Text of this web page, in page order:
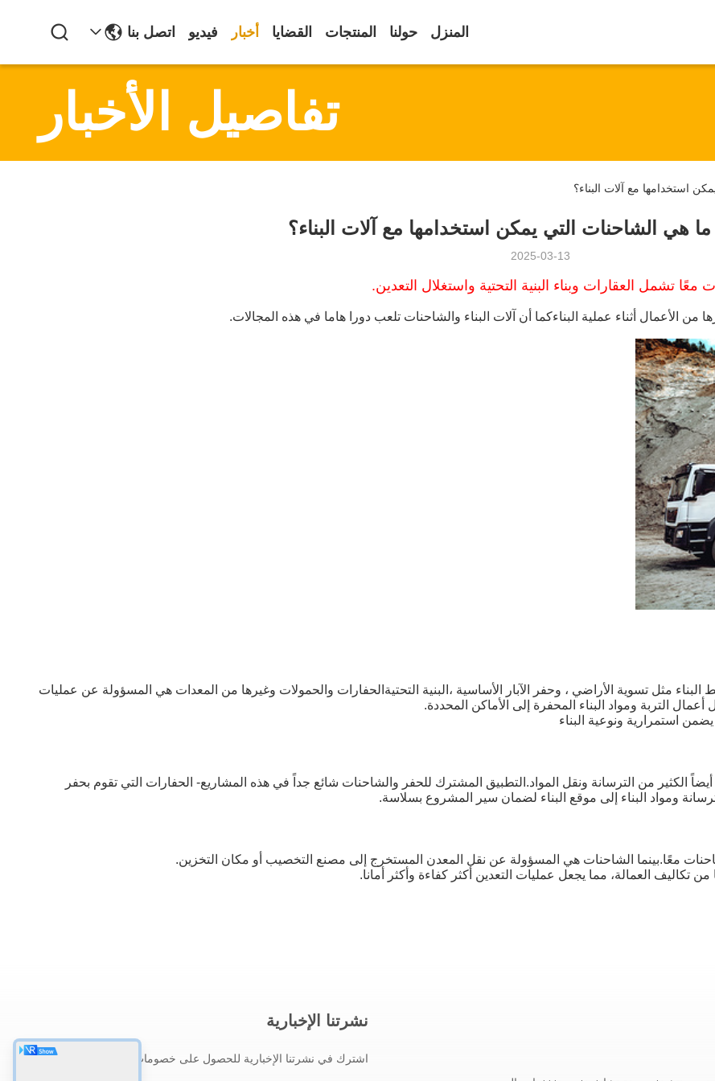
المنزل حولنا المنتجات القضايا أخبار فيديو اتصل بنا
تفاصيل الأخبار
استخدامها مع آلات البناء؟
هي الشاحنات التي يمكن استخدامها مع آلات البناء؟
2025-03-13
معًا تشمل العقارات وبناء البنية التحتية واستغلال التعدين.
الأعمال أثناء عملية البناءكما أن آلات البناء والشاحنات تلعب دورا هاما في هذه المجالات.
مثل تسوية الأراضي ، وحفر الآبار الأساسية ،البنية التحتيةالحفارات والحمولات وغيرها من المعدات هي المسؤولة عن عمليات
التربة ومواد البناء المحفرة إلى الأماكن المحددة.
استمرارية ونوعية البناء
الكثير من الترسانة ونقل المواد.التطبيق المشترك للحفر والشاحنات شائع جداً في هذه المشاريع- الحفارات التي تقوم بحفر
ومواد البناء إلى موقع البناء لضمان سير المشروع بسلاسة.
معًا.بينما الشاحنات هي المسؤولة عن نقل المعدن المستخرج إلى مصنع التخصيب أو مكان التخزين.
تكاليف العمالة، مما يجعل عمليات التعدين أكثر كفاءة وأكثر أمانا.
نشرتنا الإخبارية
اشترك في نشرتنا الإخبارية للحصول على خصومات وأكثر.